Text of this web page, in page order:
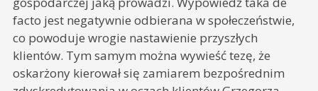
facto jest negatywnie odbierana w społeczeństwie,
co powoduje wrogie nastawienie przyszłych
klientów. Tym samym można wywieść tezę, że
oskarżony kierował się zamiarem bezpośrednim